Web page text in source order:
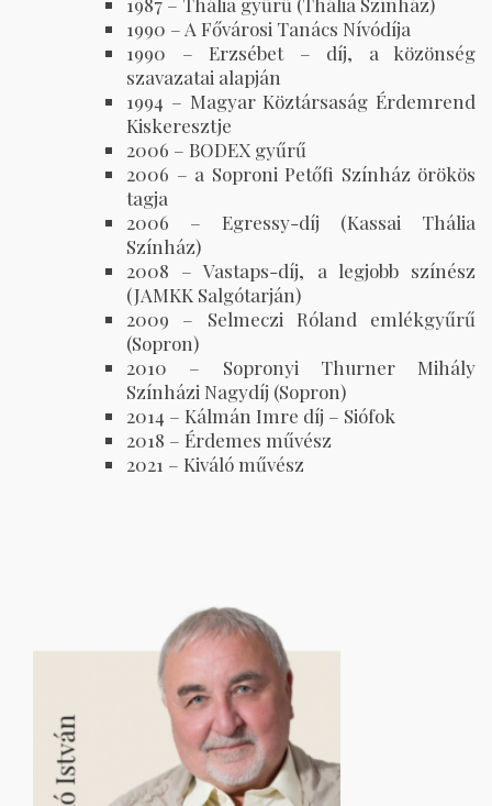
1990 – A Fővárosi Tanács Nívódíja
1990 – Erzsébet – díj, a közönség
szavazatai alapján
1994 – Magyar Köztársaság Érdemrend
Kiskeresztje
2006 – BODEX gyűrű
2006 – a Soproni Petőfi Színház örökös
tagja
2006 – Egressy-díj (Kassai Thália
Színház)
2008 – Vastaps-díj, a legjobb színész
(JAMKK Salgótarján)
2009 – Selmeczi Róland emlékgyűrű
(Sopron)
2010 – Sopronyi Thurner Mihály
Színházi Nagydíj (Sopron)
2014 – Kálmán Imre díj – Siófok
2018 – Érdemes művész
2021 – Kiváló művész